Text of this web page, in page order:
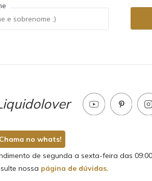
no whats!
de segunda a sexta-feira das
nossa página de dúvidas.